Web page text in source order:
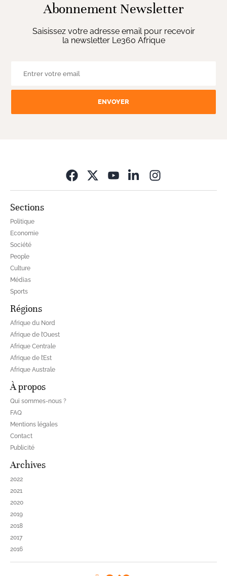
Abonnement Newsletter
Saisissez votre adresse email pour recevoir
la newsletter Le360 Afrique
ENVOYER
Sections
Politique
Economie
Société
People
Culture
Médias
Sports
Régions
Afrique du Nord
Afrique de l’Ouest
Afrique Centrale
Afrique de l’Est
Afrique Australe
À propos
Qui sommes-nous ?
FAQ
Mentions légales
Contact
Publicité
Archives
2022
2021
2020
2019
2018
2017
2016